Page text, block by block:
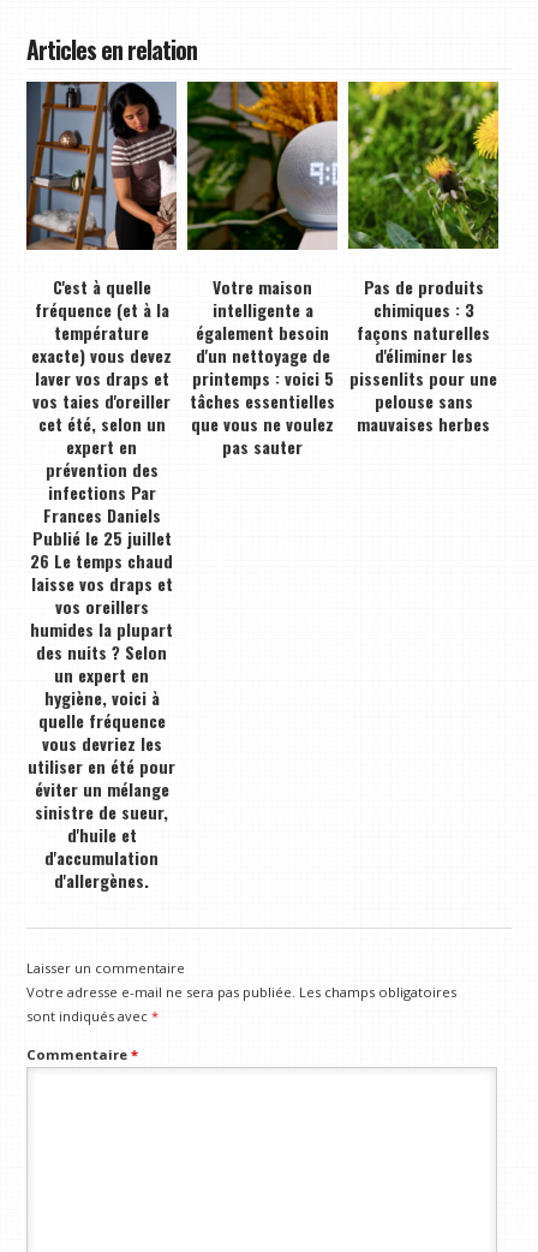
Articles en relation
C'est à quelle
fréquence (et à la
température
exacte) vous devez
laver vos draps et
vos taies d'oreiller
cet été, selon un
expert en
prévention des
infections Par
Frances Daniels
Publié le 25 juillet
26 Le temps chaud
laisse vos draps et
vos oreillers
humides la plupart
des nuits ? Selon
un expert en
hygiène, voici à
quelle fréquence
vous devriez les
utiliser en été pour
éviter un mélange
sinistre de sueur,
d'huile et
d'accumulation
d'allergènes.
Votre maison
intelligente a
également besoin
d'un nettoyage de
printemps : voici 5
tâches essentielles
que vous ne voulez
pas sauter
Pas de produits
chimiques : 3
façons naturelles
d'éliminer les
pissenlits pour une
pelouse sans
mauvaises herbes
Laisser un commentaire
Votre adresse e-mail ne sera pas publiée. Les champs obligatoires
sont indiqués avec*
Commentaire*